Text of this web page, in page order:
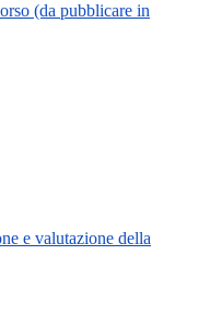
(da pubblicare in
e valutazione della